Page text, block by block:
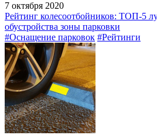
7 октября 2020
Рейтинг колесоотбойников: ТОП-5
обустройства зоны парковки
#Оснащение парковок #Рейтинги